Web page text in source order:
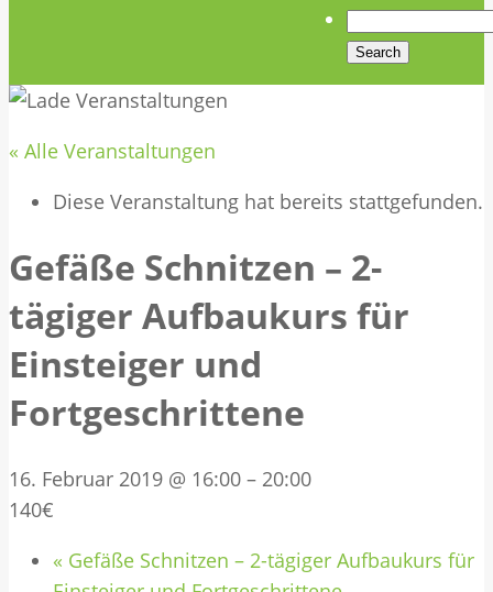
« Alle Veranstaltungen
Diese Veranstaltung hat bereits stattgefunden.
Gefäße Schnitzen – 2-
tägiger Aufbaukurs für
Einsteiger und
Fortgeschrittene
16. Februar 2019 @ 16:00 – 20:00
140€
« Gefäße Schnitzen – 2-tägiger Aufbaukurs für